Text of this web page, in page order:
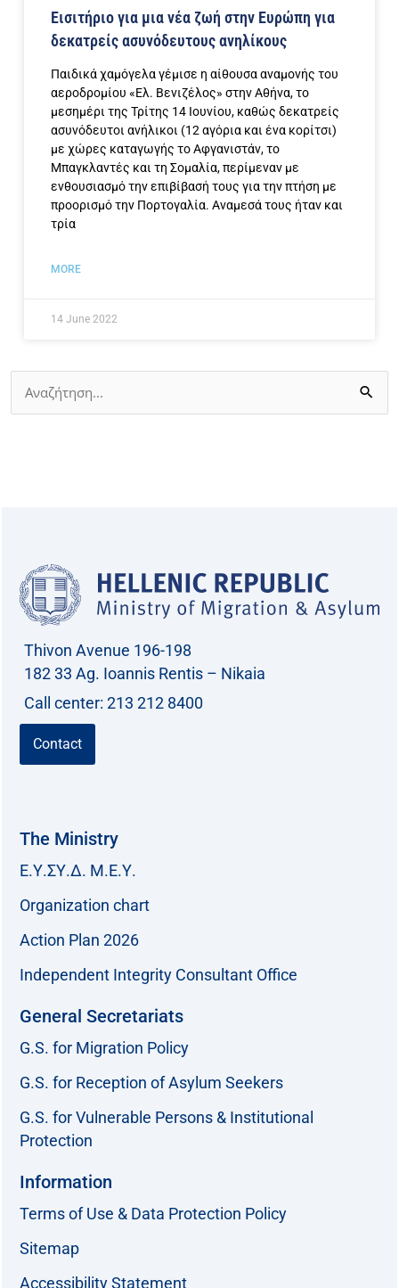
Εισιτήριο για μια νέα ζωή στην Ευρώπη για
δεκατρείς ασυνόδευτους ανηλίκους
Παιδικά χαμόγελα γέμισε η αίθουσα αναμονής του
αεροδρομίου «Ελ. Βενιζέλος» στην Αθήνα, το
μεσημέρι της Τρίτης 14 Ιουνίου, καθώς δεκατρείς
ασυνόδευτοι ανήλικοι (12 αγόρια και ένα κορίτσι)
με χώρες καταγωγής το Αφγανιστάν, το
Μπαγκλαντές και τη Σομαλία, περίμεναν με
ενθουσιασμό την επιβίβασή τους για την πτήση με
προορισμό την Πορτογαλία. Αναμεσά τους ήταν και
τρία
MORE
14 June 2022
Search
for:
Thivon Avenue 196-198
182 33 Ag. Ioannis Rentis – Nikaia
Call center: 213 212 8400
Contact
The Ministry
Ε.Υ.ΣΥ.Δ. Μ.Ε.Υ.
Organization chart
Action Plan 2026
Independent Integrity Consultant Office
General Secretariats
G.S. for Migration Policy
G.S. for Reception of Asylum Seekers
G.S. for Vulnerable Persons & Institutional
Protection
Information
Terms of Use & Data Protection Policy
Sitemap
Accessibility Statement